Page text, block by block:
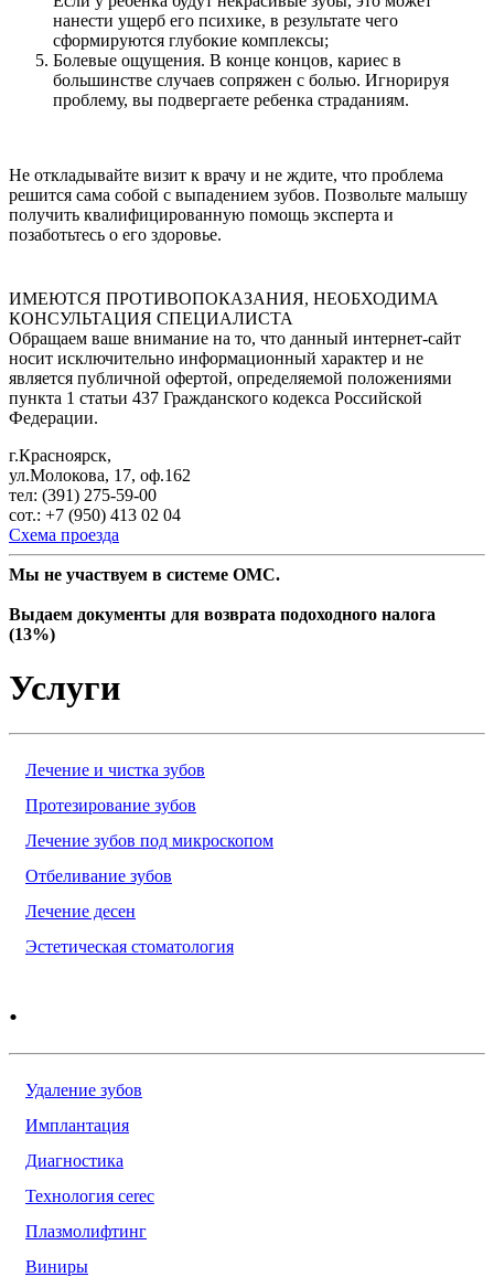
нанести ущерб его психике, в результате чего
сформируются глубокие комплексы;
Болевые ощущения. В конце концов, кариес в
большинстве случаев сопряжен с болью. Игнорируя
проблему, вы подвергаете ребенка страданиям.
Не откладывайте визит к врачу и не ждите, что проблема
решится сама собой с выпадением зубов. Позвольте малышу
получить квалифицированную помощь эксперта и
позаботьтесь о его здоровье.
ИМЕЮТСЯ ПРОТИВОПОКАЗАНИЯ, НЕОБХОДИМА
КОНСУЛЬТАЦИЯ СПЕЦИАЛИСТА
Обращаем ваше внимание на то, что данный интернет-сайт
носит исключительно информационный характер и не
является публичной офертой, определяемой положениями
пункта 1 статьи 437 Гражданского кодекса Российской
Федерации.
г.Красноярск,
ул.Молокова, 17, оф.162
тел: (391) 275-59-00
сот.: +7 (950) 413 02 04
Схема проезда
Мы не участвуем в системе ОМС.
Выдаем документы для возврата подоходного налога
(13%)
Услуги
Лечение и чистка зубов
Протезирование зубов
Лечение зубов под микроскопом
Отбеливание зубов
Лечение десен
Эстетическая стоматология
.
Удаление зубов
Имплантация
Диагностика
Технология cerec
Плазмолифтинг
Виниры